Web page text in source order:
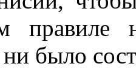
правиле
было